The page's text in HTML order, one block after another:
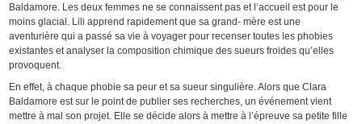
Baldamore. Les deux femmes ne se connaissent pas et l’accueil est pour le
moins glacial. Lili apprend rapidement que sa grand- mère est une
aventurière qui a passé sa vie à voyager pour recenser toutes les phobies
existantes et analyser la composition chimique des sueurs froides qu’elles
provoquent.
En effet, à chaque phobie sa peur et sa sueur singulière. Alors que Clara
Baldamore est sur le point de publier ses recherches, un événement vient
mettre à mal son projet. Elle se décide alors à mettre à l’épreuve sa petite fille